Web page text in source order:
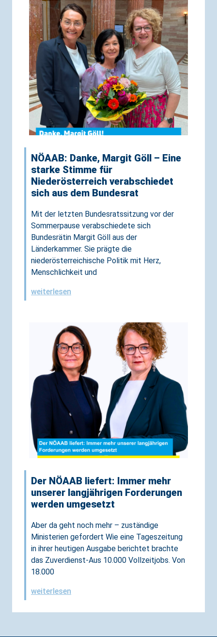
NÖAAB: Danke, Margit Göll – Eine
starke Stimme für
Niederösterreich verabschiedet
sich aus dem Bundesrat
Mit der letzten Bundesratssitzung vor der
Sommerpause verabschiedete sich
Bundesrätin Margit Göll aus der
Länderkammer. Sie prägte die
niederösterreichische Politik mit Herz,
Menschlichkeit und
weiterlesen
Der NÖAAB liefert: Immer mehr
unserer langjährigen Forderungen
werden umgesetzt
Aber da geht noch mehr – zuständige
Ministerien gefordert Wie eine Tageszeitung
in ihrer heutigen Ausgabe berichtet brachte
das Zuverdienst-Aus 10.000 Vollzeitjobs. Von
18.000
weiterlesen